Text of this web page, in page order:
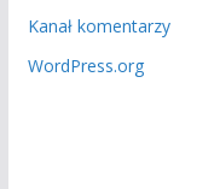
Kanał komentarzy
WordPress.org